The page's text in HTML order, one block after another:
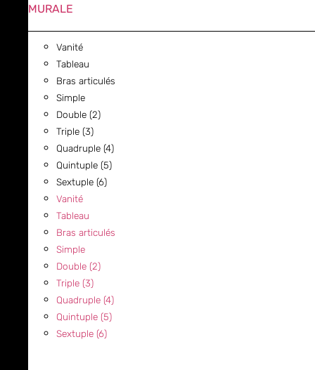
MURALE
Vanité
Tableau
Bras articulés
Simple
Double (2)
Triple (3)
Quadruple (4)
Quintuple (5)
Sextuple (6)
Vanité
Tableau
Bras articulés
Simple
Double (2)
Triple (3)
Quadruple (4)
Quintuple (5)
Sextuple (6)